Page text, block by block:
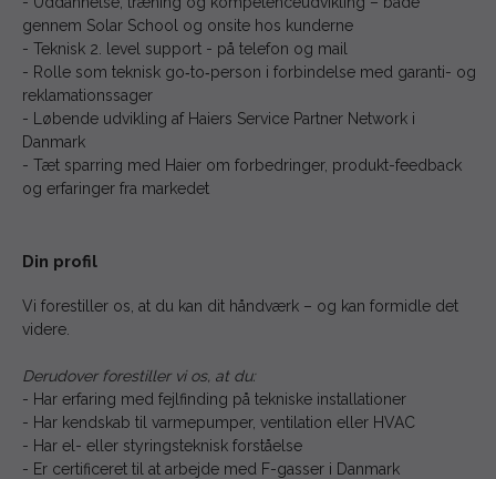
gennem Solar School og onsite hos kunderne
- Teknisk 2. level support - på telefon og mail
- Rolle som teknisk go‑to‑person i forbindelse med garanti- og
reklamationssager
- Løbende udvikling af Haiers Service Partner Network i
Danmark
- Tæt sparring med Haier om forbedringer, produkt-feedback
og erfaringer fra markedet
Din profil
Vi forestiller os, at du kan dit håndværk – og kan formidle det
videre.
Derudover forestiller vi os, at du:
- Har erfaring med fejlfinding på tekniske installationer
- Har kendskab til varmepumper, ventilation eller HVAC
- Har el- eller styringsteknisk forståelse
- Er certificeret til at arbejde med F-gasser i Danmark